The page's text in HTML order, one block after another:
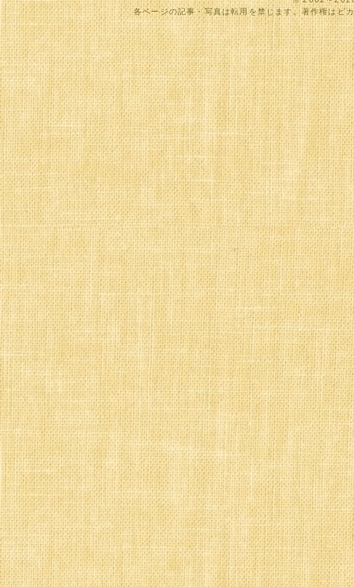
各ページの記事・写真は転用を禁じます。著作権はピ